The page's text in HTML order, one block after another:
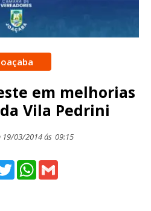
em melhorias
Vila Pedrini
19/03/2014 ás 09:15
TwitterWhatsApp